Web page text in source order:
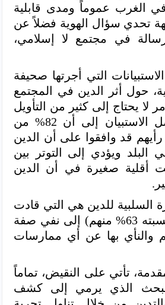
في الغرب عموماً ومدى قابلية
تحدي سؤال الهوية فضلاً عن
في مجتمع لا إسلامي،
التي أجرتها صحيفة
حول أثر الدين في المجتمع
لا يحتاج إلى كثير من التأويل
والجدل. فقد توصل الاستبيان إلى أن 82% من
رأيهم قد وافقوا على أن الدين
البلد ويؤدي إلى التوتر بين
أقلية صغيرة في أن الدين
للدين هي التي قادت
هذه الأغلبية (بما نسبته 63% منهم) إلى نفي صفة
والنأي بها عن أي ممارسات
تأتي على النقيض، تماماً
الذي يرمي إلى كشف